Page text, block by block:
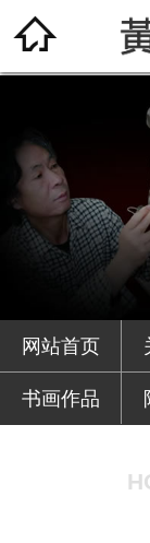

网站首页
书画作品